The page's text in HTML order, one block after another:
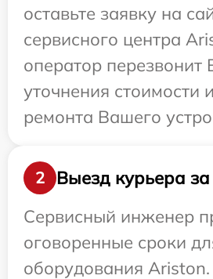
оставьте заявку на
сервисного центра
оператор перезвонит
уточнения стоимости
ремонта Вашего
2
Выезд курьера
Сервисный инженер
оговоренные сроки
оборудования